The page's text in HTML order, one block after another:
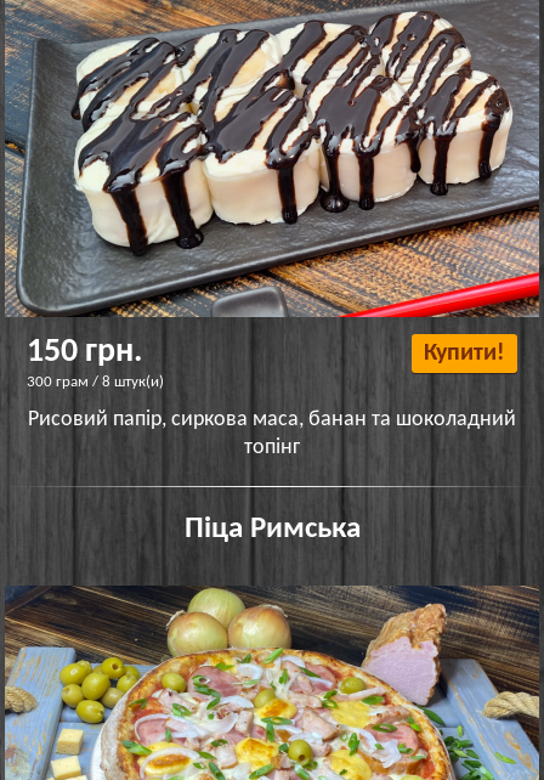
150 грн.
300 грам / 8 штук(и)
Купити!
Рисовий папір, сиркова маса, банан та шоколадний
топінг
Піца Римська